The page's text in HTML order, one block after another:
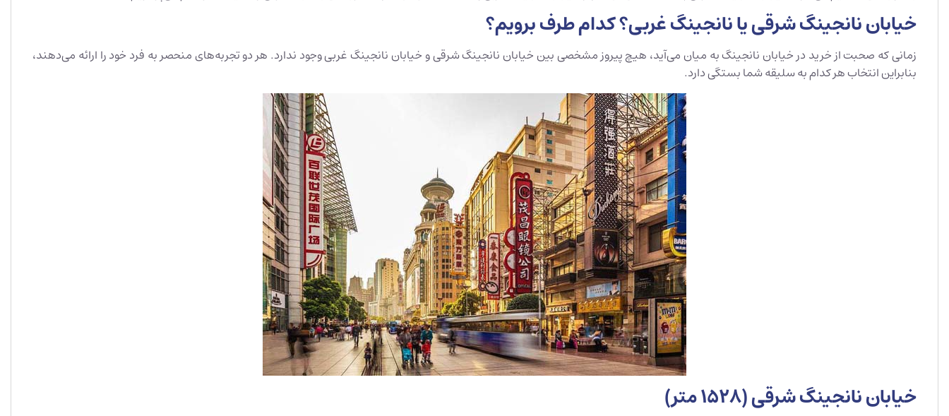
خیابان نانجینگ شرقی یا نانجینگ غربی؟ کدام طرف برویم؟
زمانی که صحبت از خرید در خیابان نانجینگ به میان می‌آید، هیچ پیروز مشخصی بین خیابان نانجینگ شرقی و خیابان نانجینگ غربی وجود ندارد. هر دو تجربه‌های منحصر به فرد خود را ارائه می‌دهند،
بنابراین انتخاب هر کدام به سلیقه شما بستگی دارد.
خیابان نانجینگ شرقی (1528 متر)